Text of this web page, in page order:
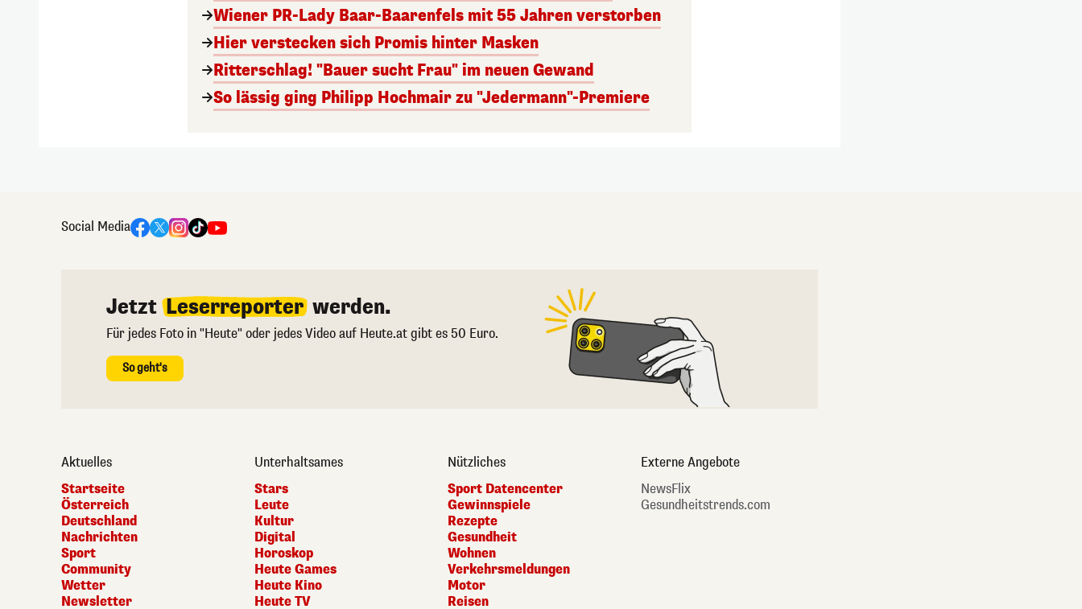
Wiener PR-Lady Baar-Baarenfels mit 55 Jahren verstorben
Hier verstecken sich Promis hinter Masken
Ritterschlag! "Bauer sucht Frau" im neuen Gewand
So lässig ging Philipp Hochmair zu "Jedermann"-Premiere
Social Media
Jetzt Leserreporter werden.
Für jedes Foto in "Heute" oder jedes Video auf Heute.at gibt es 50 Euro.
So geht's
Aktuelles
Startseite
Österreich
Deutschland
Nachrichten
Sport
Community
Wetter
Newsletter
Unterhaltsames
Stars
Leute
Kultur
Digital
Horoskop
Heute Games
Heute Kino
Heute TV
Nützliches
Sport Datencenter
Gewinnspiele
Rezepte
Gesundheit
Wohnen
Verkehrsmeldungen
Motor
Reisen
Externe Angebote
NewsFlix
Gesundheitstrends.com